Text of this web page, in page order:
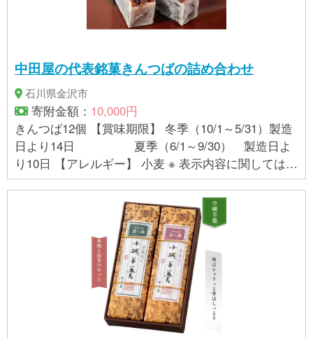
中田屋の代表銘菓きんつばの詰め合わせ
石川県金沢市
寄附金額： 10,000円
きんつば12個 【賞味期限】 冬季（10/1～5/31）製造
日より14日 夏季（6/1～9/30） 製造日よ
り10日 【アレルギー】 小麦 ※ 表示内容に関しては各
事業者の指定に基づき掲載しており、一切の内容を
保証するものではございません。 ※ご不明の点がござ
いましたら事業者まで直接お問い合わせ下さい。